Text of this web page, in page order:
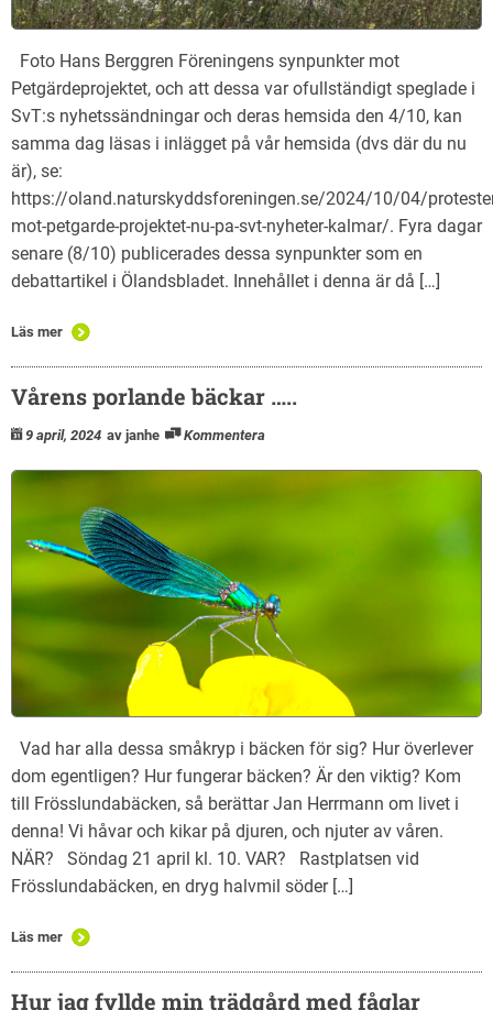
Foto Hans Berggren Föreningens synpunkter mot
Petgärdeprojektet, och att dessa var ofullständigt speglade i
SvT:s nyhetssändningar och deras hemsida den 4/10, kan
samma dag läsas i inlägget på vår hemsida (dvs där du nu
är), se:
https://oland.naturskyddsforeningen.se/2024/10/04/
mot-petgarde-projektet-nu-pa-svt-nyheter-kalmar/. Fyra dagar
senare (8/10) publicerades dessa synpunkter som en
debattartikel i Ölandsbladet. Innehållet i denna är då […]
Läs mer
Vårens porlande bäckar …..
9 april, 2024 av janhe Kommentera
Vad har alla dessa småkryp i bäcken för sig? Hur överlever
dom egentligen? Hur fungerar bäcken? Är den viktig? Kom
till Frösslundabäcken, så berättar Jan Herrmann om livet i
denna! Vi håvar och kikar på djuren, och njuter av våren.
NÄR? Söndag 21 april kl. 10. VAR? Rastplatsen vid
Frösslundabäcken, en dryg halvmil söder […]
Läs mer
Hur jag fyllde min trädgård med fåglar